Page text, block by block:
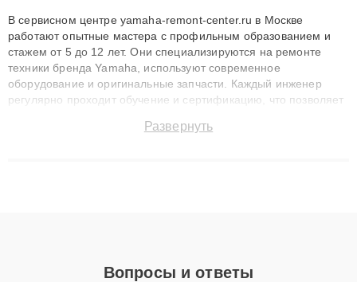
В сервисном центре yamaha-remont-center.ru в Москве
работают опытные мастера с профильным образованием и
стажем от 5 до 12 лет. Они специализируются на ремонте
техники бренда Yamaha, используют современное
оборудование и оригинальные запчасти. Каждый инженер
регулярно проходит обучение и сертификацию, что позволяет
технику с сохранением гарантии до 3 лет. Наши мастера
Развернуть
Вопросы и ответы